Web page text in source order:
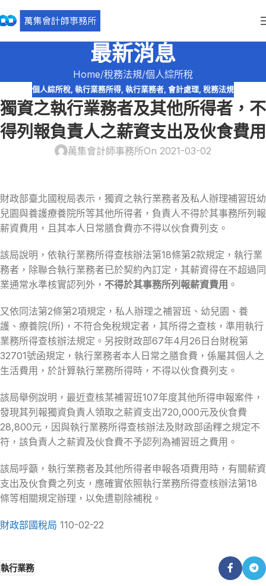
最新消息
Home 稅務法規 個人綜所稅
個人綜所稅, 執行業務所得, 執行業務者, 會計處理, 稅務法規
獨資之執行業務者及其他所得者，不
得列報負責人之薪資支出及伙食費用
萬集會計師事務所On 2021-03-02
財政部臺北國稅局表示，獨資之執行業務者及私人辦理補習班幼
兒園與養護療養院所等其他所得者，負責人不得於其事務所列報
薪資費用，且其本人日常膳食費亦不得以伙食費列支。
該局說明，依執行業務所得查核辦法第18條第2款規定，執行業
務者，除聯合執行業務者已於契約內訂定，其薪資得在不超過同
業通常水準核實認列外， 不得於其事務所列報薪資費用 。
又依同法第2條第2項規定，私人辦理之補習班、幼兒園、養
護、療養院(所)，不符合免稅規定者，其所得之查核，準用執行
業務所得查核辦法規定。另按財政部67年4月26日台財稅第
32701號函規定，執行業務者本人日常之膳食費，係屬其個人之
生活費用，於計算執行業務所得時，不得以伙食費列支。
該局舉例說明，最近查核某補習班107年度其他所得申報案件，
發現其列報獨資負責人領取之薪資支出720,000元及伙食費
28,800元，因與執行業務所得查核辦法及財政部函釋之規定不
符，該負責人之薪資及伙食費不予認列為補習班之費用。
該局呼籲，執行業務者及其他所得者申報各項費用時，有關薪資
支出及伙食費之列支，應確實依照執行業務所得查核辦法第18
條等相關規定辦理，以免遭剔除補稅。
財政部國稅局 110-02-22
執行業務